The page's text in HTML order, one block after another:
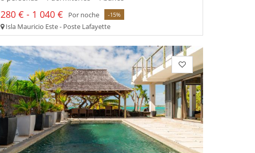
280 € - 1 040 € Por noche -15%
Isla Mauricio Este - Poste Lafayette